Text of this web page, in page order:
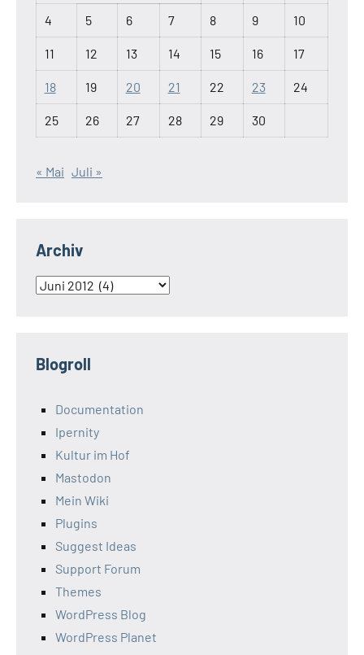
4 5 6 7 8 9 10
11 12 13 14 15 16 17
18 19 20 21 22 23 24
25 26 27 28 29 30
« Mai Juli »
Archiv
Archiv
Blogroll
Documentation
Ipernity
Kultur im Hof
Mastodon
Mein Wiki
Plugins
Suggest Ideas
Support Forum
Themes
WordPress Blog
WordPress Planet